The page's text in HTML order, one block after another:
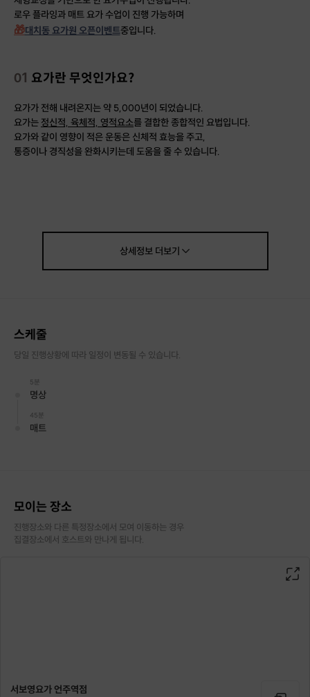
로우 플라잉과 매트 요가 수업이 진행 가능하며
🎁대치동 요가원 오픈이벤트중입니다.
01 요가란 무엇인가요?
요가가 전해 내려온지는 약 5,000년이 되었습니다.
요가는 정신적, 육체적, 영적요소를 결합한 종합적인 요법입니다.
요가와 같이 영향이 적은 운동은 신체적 효능을 주고,
통증이나 경직성을 완화시키는데 도움을 줄 수 있습니다.
마음과 삶에 대한 자세에도 필요한 유연성을 얻어보세요.
잠시 쉬어가며 본인의 현재상태를 점검해보는 시간을 가져보자
우리가 유연해야 하는 이유는
우리의 몸과 마음이 탄탄해야 하는 이유는
어떠한 상황 속에서도 성숙해지기 위함이다.
02이런 효과를 보실 수 있어요!
- 몸의 밸런스를 맞출 수 있어요
- 딱딱하게 굳은 어깨와 목이 유연해질 수 있어요
- 남자도 가능한가요? > 남/여 부담없이 함께 가능합니다!
상세정보더보기
스케줄
당일 진행상황에 따라 일정이 변동될 수 있습니다.
5분
명상
45분
매트
모이는 장소
진행장소와 다른 특정장소에서 모여 이동하는 경우
집결장소에서 호스트와 만나게 됩니다.
서보영요가 언주역점